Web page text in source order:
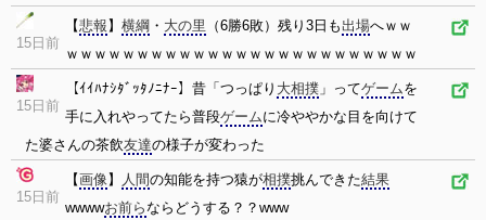
15日前
【悲報 】 横綱 ・ 大の里 （6勝6敗）残り3日も出場へｗｗ
ｗｗｗｗｗｗｗｗｗｗｗｗｗｗｗｗｗｗｗｗｗｗｗｗｗ
15日前
【ｲｲﾊﾅｼﾀﾞｯﾀﾉﾆﾅｰ】昔「つっぱり 大相撲 」ってゲームを
手に入れやってたら普段ゲームに冷ややかな目を向けて
た婆さんの茶飲友達の様子が変わった
15日前
【画像】 人間の知能を持つ猿が相撲挑んできた結果
wwwwお前らならどうする？？www